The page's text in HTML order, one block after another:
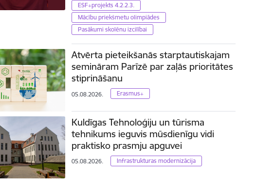
ESF+projekts 4.2.2.3.
Mācību priekšmetu olimpiādes
Pasākumi skolēnu izcilībai
Atvērta pieteikšanās starptautiskajam
semināram Parīzē par zaļās prioritātes
stiprināšanu
05.08.2026. Erasmus+
Kuldīgas Tehnoloģiju un tūrisma
tehnikums ieguvis mūsdienīgu vidi
praktisko prasmju apguvei
05.08.2026. Infrastrukturas modernizācija